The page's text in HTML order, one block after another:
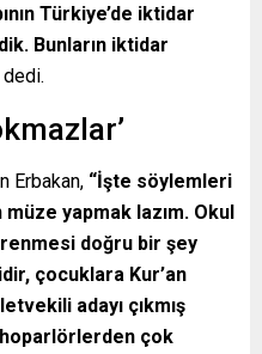
Türkiye’de iktidar
Bunların iktidar
dedi.
Erbakan, “İşte söylemleri
müze yapmak lazım. Okul
doğru bir şey
çocuklara Kur’an
adayı çıkmış
hoparlörlerden çok